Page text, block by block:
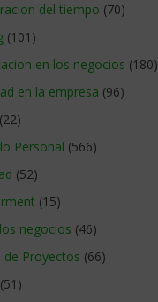
del tiempo (70)
(101)
en los negocios (180)
en la empresa (96)
(22)
Personal (566)
(52)
(15)
negocios (46)
de Proyectos (66)
(51)